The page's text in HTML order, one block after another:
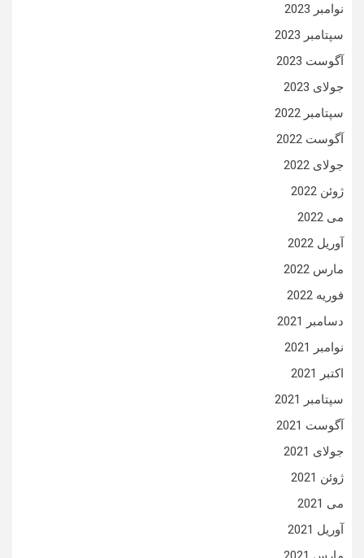
نوامبر 2023
سپتامبر 2023
آگوست 2023
جولای 2023
سپتامبر 2022
آگوست 2022
جولای 2022
ژوئن 2022
می 2022
آوریل 2022
مارس 2022
فوریه 2022
دسامبر 2021
نوامبر 2021
اکتبر 2021
سپتامبر 2021
آگوست 2021
جولای 2021
ژوئن 2021
می 2021
آوریل 2021